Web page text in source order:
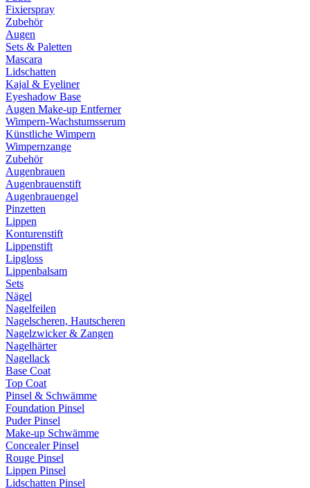
Fixierspray
Zubehör
Augen
Sets & Paletten
Mascara
Lidschatten
Kajal & Eyeliner
Eyeshadow Base
Augen Make-up Entferner
Wimpern-Wachstumsserum
Künstliche Wimpern
Wimpernzange
Zubehör
Augenbrauen
Augenbrauenstift
Augenbrauengel
Pinzetten
Lippen
Konturenstift
Lippenstift
Lipgloss
Lippenbalsam
Sets
Nägel
Nagelfeilen
Nagelscheren, Hautscheren
Nagelzwicker & Zangen
Nagelhärter
Nagellack
Base Coat
Top Coat
Pinsel & Schwämme
Foundation Pinsel
Puder Pinsel
Make-up Schwämme
Concealer Pinsel
Rouge Pinsel
Lippen Pinsel
Lidschatten Pinsel